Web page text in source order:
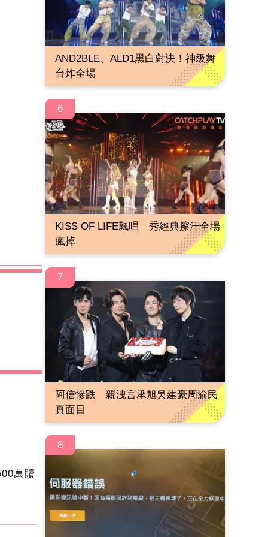
萬贖
AND2BLE、ALD1黑白對決！神級舞
台炸全場
6
KISS OF LIFE飆唱 秀經典擦汗全場
瘋掉
7
阿信慘跌 親洩言承旭吳建豪周渝民
真面目
8